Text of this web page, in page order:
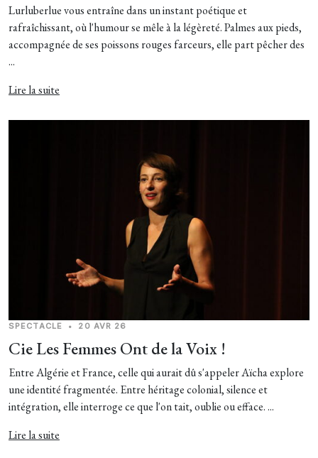
Lurluberlue vous entraîne dans un instant poétique et
rafraîchissant, où l'humour se mêle à la légèreté. Palmes aux pieds,
accompagnée de ses poissons rouges farceurs, elle part pêcher des
...
Lire la suite
SPECTACLE • 20 AVR 26
Cie Les Femmes Ont de la Voix !
Entre Algérie et France, celle qui aurait dû s'appeler Aïcha explore
une identité fragmentée. Entre héritage colonial, silence et
intégration, elle interroge ce que l'on tait, oublie ou efface. ...
Lire la suite